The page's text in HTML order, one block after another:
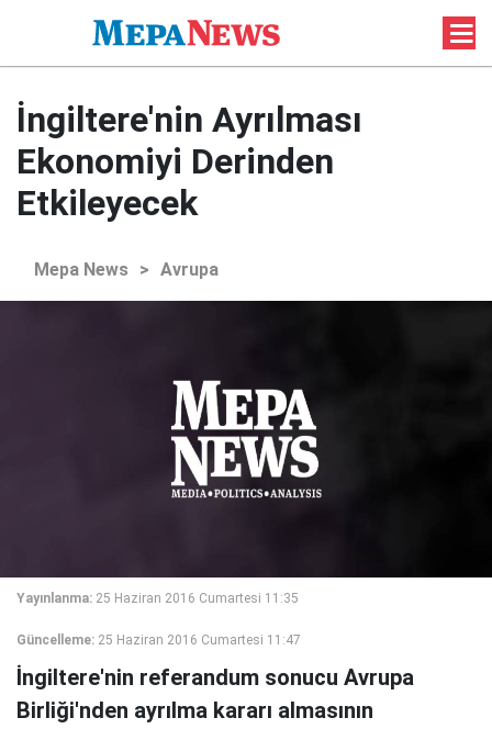
İngiltere'nin Ayrılması
Ekonomiyi Derinden
Etkileyecek
Mepa News > Avrupa
Yayınlanma: 25 Haziran 2016 Cumartesi 11:35
Güncelleme: 25 Haziran 2016 Cumartesi 11:47
İngiltere'nin referandum sonucu Avrupa
Birliği'nden ayrılma kararı almasının